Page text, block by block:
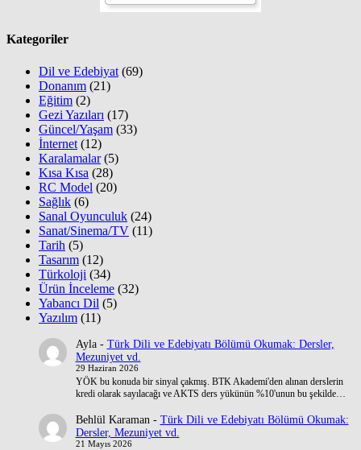
Kategoriler
Dil ve Edebiyat (69)
Donanım (21)
Eğitim (2)
Gezi Yazıları (17)
Güncel/Yaşam (33)
İnternet (12)
Karalamalar(5)
Kısa Kısa (28)
RC Model (20)
Sağlık (6)
Sanal Oyunculuk (24)
Sanat/Sinema/TV (11)
Tarih (5)
Tasarım (12)
Türkoloji (34)
Ürün İnceleme (32)
Yabancı Dil (5)
Yazılım (11)
Ayla- Türk Dili ve Edebiyatı Bölümü Okumak: Dersler,
Mezuniyet vd.
29 Haziran 2026
YÖK bu konuda bir sinyal çakmış. BTK Akademi'den alınan derslerin
kredi olarak sayılacağı ve AKTS ders yükünün %10'unun bu şekilde…
Behlül Karaman- Türk Dili ve Edebiyatı Bölümü Okumak:
Dersler, Mezuniyet vd.
21 Mayıs 2026